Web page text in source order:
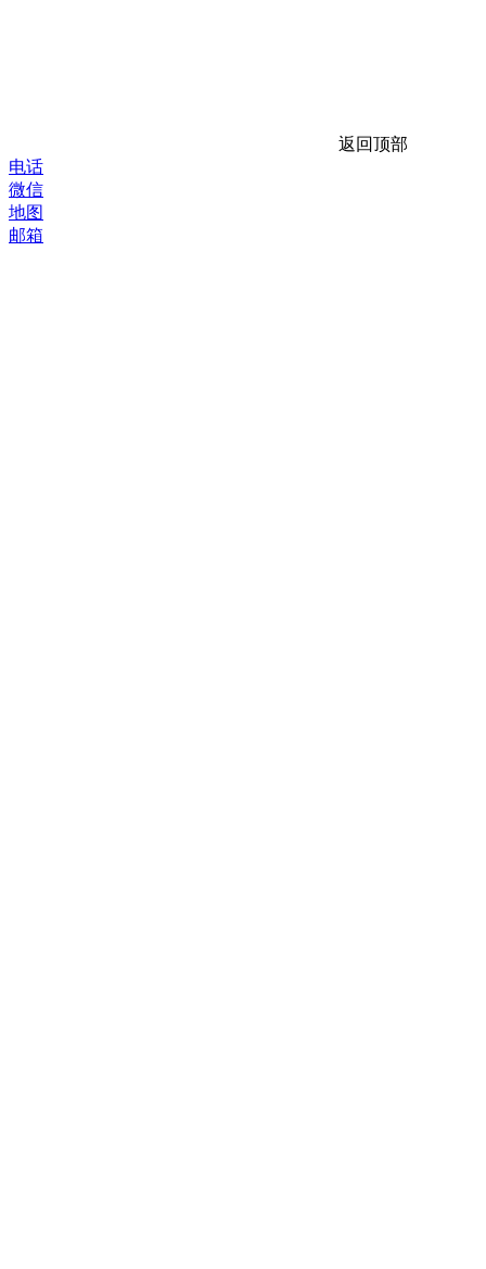
返回顶部
电话
微信
地图
邮箱